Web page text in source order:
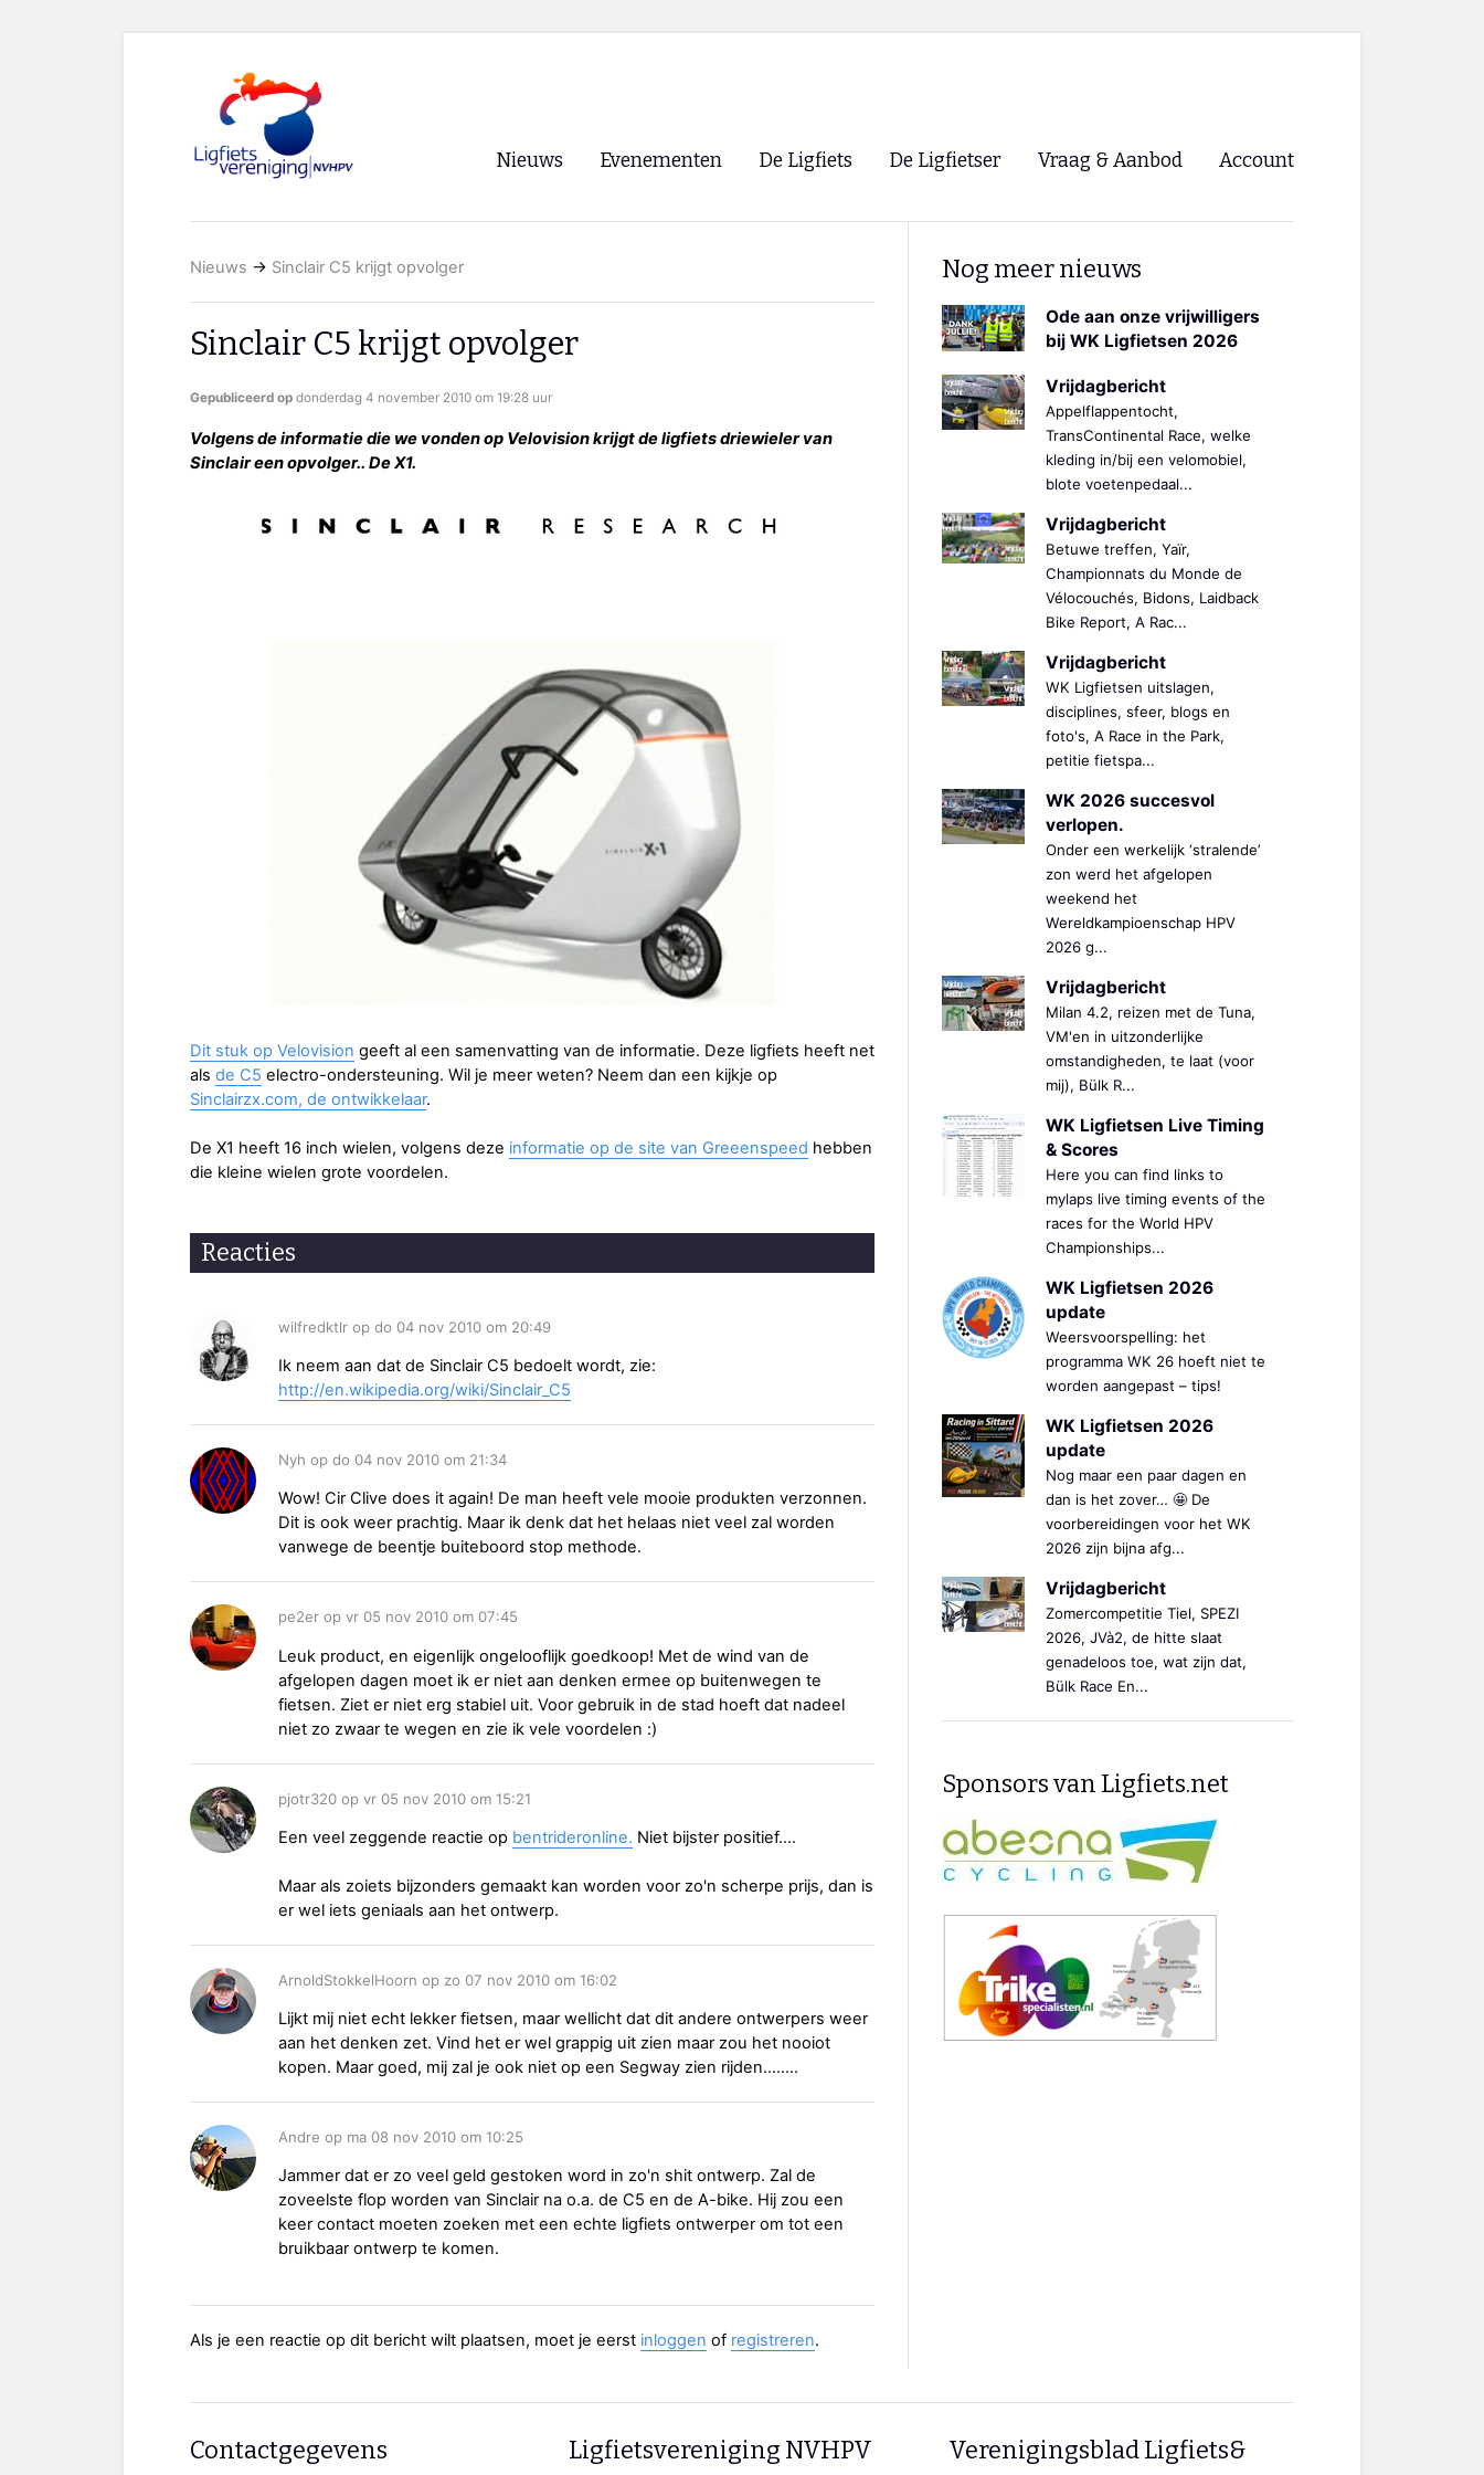
Nieuws
RSS
Evenementen
WK Ligfietsen 2026
De Ligfiets De Ligfietser
Ligfietsvereninging NVHPV
Lokale Fietsverenigingen
EHPVA & EuSupino 🡺
Vraag & Aanbod Account
Nieuws → Sinclair C5 krijgt opvolger
Sinclair C5 krijgt opvolger
Gepubliceerd op donderdag 4 november 2010 om 19:28 uur
Volgens de informatie die we vonden op Velovision krijgt de ligfiets driewieler van
Sinclair een opvolger.. De X1.
Dit stuk op Velovision geeft al een samenvatting van de informatie. Deze ligfiets heeft net
als de C5 electro-ondersteuning. Wil je meer weten? Neem dan een kijkje op
Sinclairzx.com, de ontwikkelaar.
De X1 heeft 16 inch wielen, volgens deze informatie op de site van Greeenspeed hebben
die kleine wielen grote voordelen.
Reacties
wilfredktlr op do 04 nov 2010 om 20:49
Ik neem aan dat de Sinclair C5 bedoelt wordt, zie:
http://en.wikipedia.org/wiki/Sinclair_C5
Nyh op do 04 nov 2010 om 21:34
Wow! Cir Clive does it again! De man heeft vele mooie produkten verzonnen.
Dit is ook weer prachtig. Maar ik denk dat het helaas niet veel zal worden
vanwege de beentje buiteboord stop methode.
pe2er op vr 05 nov 2010 om 07:45
Leuk product, en eigenlijk ongelooflijk goedkoop! Met de wind van de
afgelopen dagen moet ik er niet aan denken ermee op buitenwegen te
fietsen. Ziet er niet erg stabiel uit. Voor gebruik in de stad hoeft dat nadeel
niet zo zwaar te wegen en zie ik vele voordelen :)
pjotr320 op vr 05 nov 2010 om 15:21
Een veel zeggende reactie op bentrideronline. Niet bijster positief....
Maar als zoiets bijzonders gemaakt kan worden voor zo'n scherpe prijs, dan is
er wel iets geniaals aan het ontwerp.
ArnoldStokkelHoorn op zo 07 nov 2010 om 16:02
Lijkt mij niet echt lekker fietsen, maar wellicht dat dit andere ontwerpers weer
aan het denken zet. Vind het er wel grappig uit zien maar zou het nooiot
kopen. Maar goed, mij zal je ook niet op een Segway zien rijden........
Andre op ma 08 nov 2010 om 10:25
Jammer dat er zo veel geld gestoken word in zo'n shit ontwerp. Zal de
zoveelste flop worden van Sinclair na o.a. de C5 en de A-bike. Hij zou een
keer contact moeten zoeken met een echte ligfiets ontwerper om tot een
bruikbaar ontwerp te komen.
Als je een reactie op dit bericht wilt plaatsen, moet je eerst inloggen of registreren.
Nog meer nieuws
Ode aan onze vrijwilligers
bij WK Ligfietsen 2026
Vrijdagbericht
Appelflappentocht,
TransContinental Race, welke
kleding in/bij een velomobiel,
blote voetenpedaal...
Vrijdagbericht
Betuwe treffen, Yaïr,
Championnats du Monde de
Vélocouchés, Bidons, Laidback
Bike Report, A Rac...
Vrijdagbericht
WK Ligfietsen uitslagen,
disciplines, sfeer, blogs en
foto's, A Race in the Park,
petitie fietspa...
WK 2026 succesvol
verlopen.
Onder een werkelijk ‘stralende’
zon werd het afgelopen
weekend het
Wereldkampioenschap HPV
2026 g...
Vrijdagbericht
Milan 4.2, reizen met de Tuna,
VM'en in uitzonderlijke
omstandigheden, te laat (voor
mij), Bülk R...
WK Ligfietsen Live Timing
& Scores
Here you can find links to
mylaps live timing events of the
races for the World HPV
Championships...
WK Ligfietsen 2026
update
Weersvoorspelling: het
programma WK 26 hoeft niet te
worden aangepast – tips!
WK Ligfietsen 2026
update
Nog maar een paar dagen en
dan is het zover… 🤩 De
voorbereidingen voor het WK
2026 zijn bijna afg...
Vrijdagbericht
Zomercompetitie Tiel, SPEZI
2026, JVà2, de hitte slaat
genadeloos toe, wat zijn dat,
Bülk Race En...
Sponsors van Ligfiets.net
Contactgegevens Ligfietsvereniging NVHPV Verenigingsblad Ligfiets&